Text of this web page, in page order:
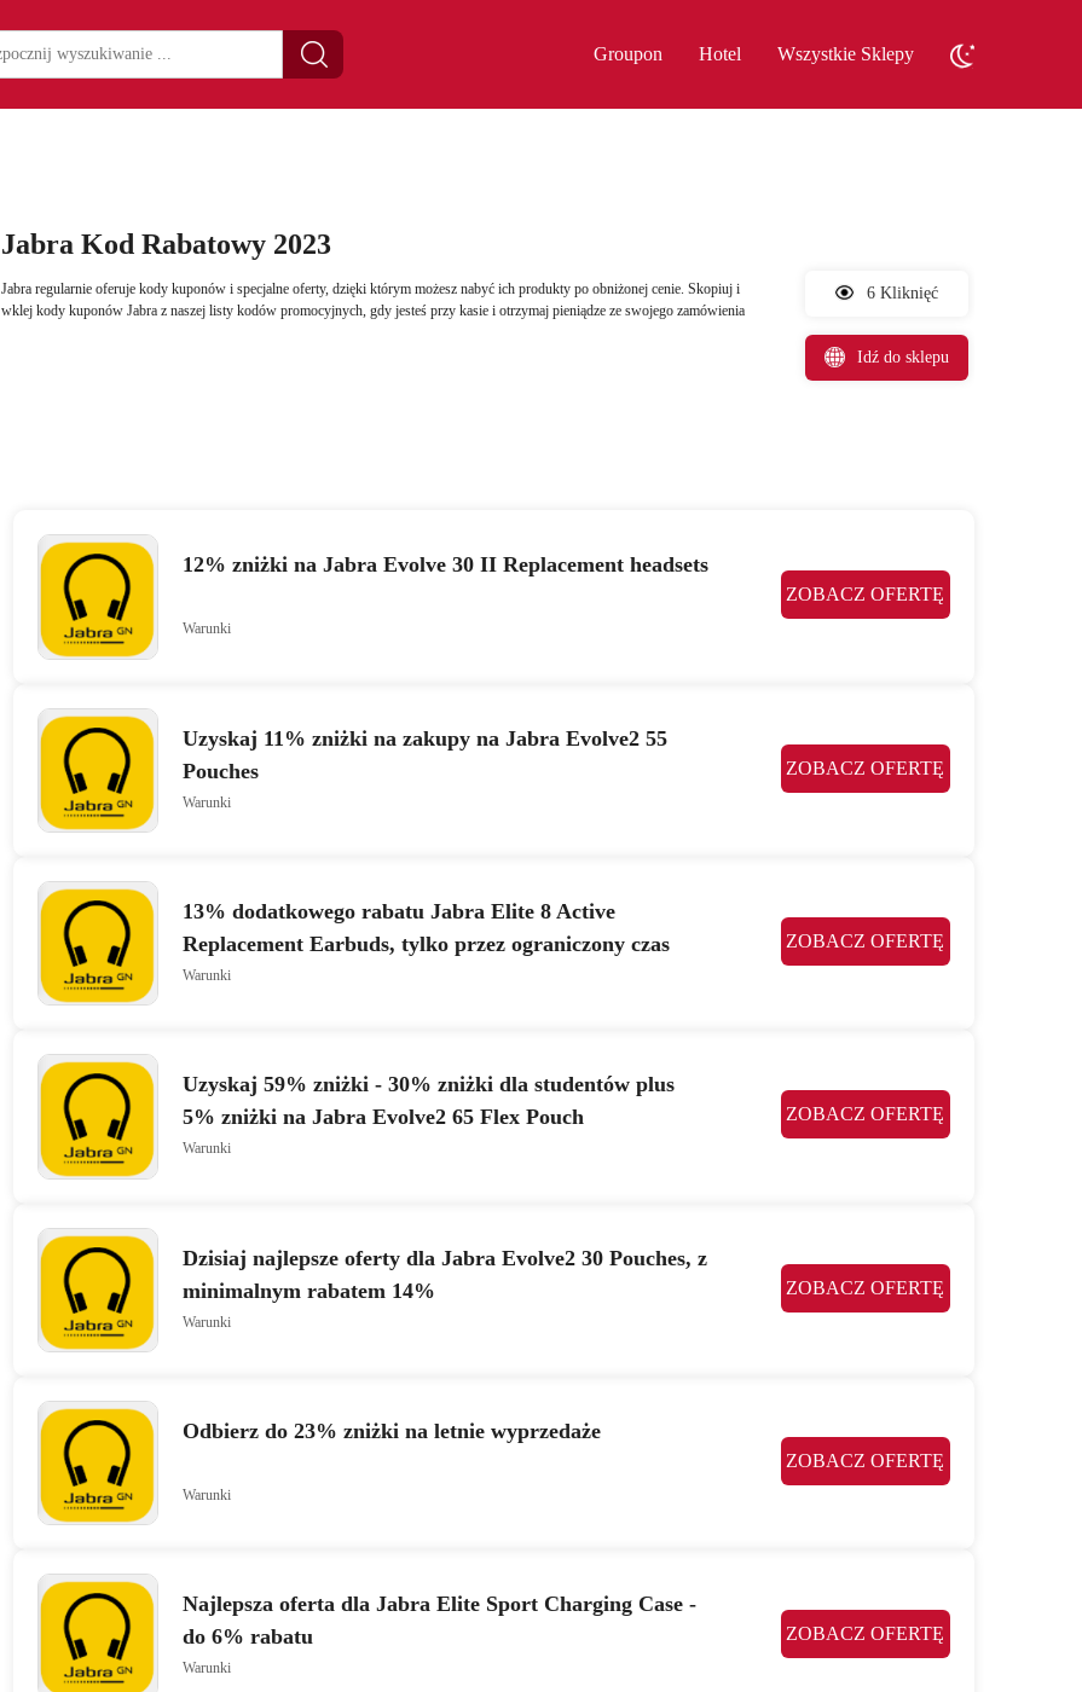
Groupon Hotel Wszystkie Sklepy
Jabra Kod Rabatowy 2023
Jabra regularnie oferuje kody kuponów i specjalne oferty, dzięki którym możesz nabyć ich produkty po obniżonej cenie. Skopiuj i
wklej kody kuponów Jabra z naszej listy kodów promocyjnych, gdy jesteś przy kasie i otrzymaj pieniądze ze swojego zamówienia
6 Kliknięć
Idź do sklepu
12% zniżki na Jabra Evolve 30 II Replacement headsets
ZOBACZ OFERTĘ
Warunki
Uzyskaj 11% zniżki na zakupy na Jabra Evolve2 55
Pouches
ZOBACZ OFERTĘ
Warunki
13% dodatkowego rabatu Jabra Elite 8 Active
Replacement Earbuds, tylko przez ograniczony czas
ZOBACZ OFERTĘ
Warunki
Uzyskaj 59% zniżki - 30% zniżki dla studentów plus
5% zniżki na Jabra Evolve2 65 Flex Pouch
ZOBACZ OFERTĘ
Warunki
Dzisiaj najlepsze oferty dla Jabra Evolve2 30 Pouches, z
minimalnym rabatem 14%
ZOBACZ OFERTĘ
Warunki
Odbierz do 23% zniżki na letnie wyprzedaże
ZOBACZ OFERTĘ
Warunki
Najlepsza oferta dla Jabra Elite Sport Charging Case -
do 6% rabatu
ZOBACZ OFERTĘ
Warunki